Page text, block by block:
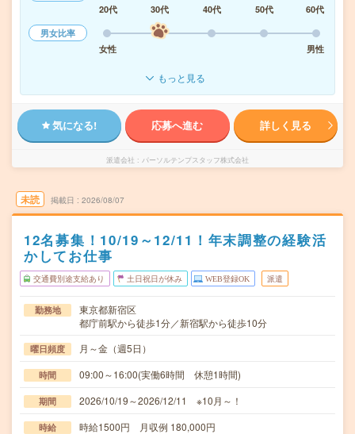
20代
30代 40代 50代
60代
男女比率
女性
男性
もっと見る
気になる! 応募へ進む 詳しく見る
派遣会社 パーソルテンプスタッフ株式会社
未読 掲載日 2026/08/07
12名募集！10/19～12/11！年末調整の経験活
かしてお仕事
交通費別途支給あり 土日祝日が休み WEB登録OK 派遣
勤務地
東京都新宿区
都庁前駅から徒歩1分／新宿駅から徒歩10分
曜日頻度 月～金（週5日）
時間 09:00～16:00(実働6時間 休憩1時間)
期間 2026/10/19～2026/12/11 ※10月～！
時給 時給1500円 月収例 180,000円